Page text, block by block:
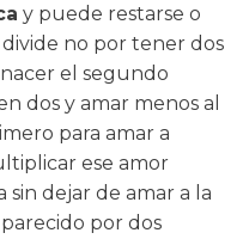
y puede restarse o
no por tener dos
el segundo
dos y amar menos al
para amar a
ese amor
dejar de amar a la
por dos